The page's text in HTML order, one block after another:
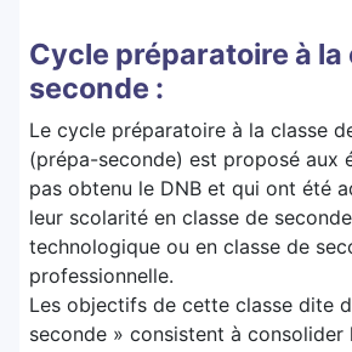
Cycle préparatoire à la
seconde :
Le cycle préparatoire à la classe
(prépa-seconde) est proposé aux
pas obtenu le DNB et qui ont été
leur scolarité en classe de
technologique ou en classe de
professionnelle.
Les objectifs de cette classe dite
seconde » consistent à consolider